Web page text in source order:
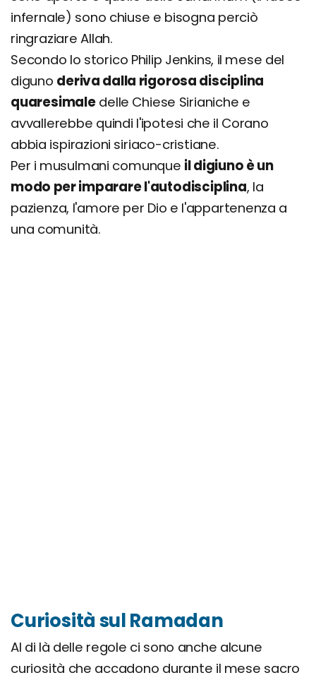
infernale) sono chiuse e bisogna perciò
ringraziare Allah.
Secondo lo storico Philip Jenkins, il mese del
diguno deriva dalla rigorosa disciplina
quaresimaledelle Chiese Sirianiche e
avvallerebbe quindi l'ipotesi che il Corano
abbia ispirazioni siriaco-cristiane.
Per i musulmani comunque il digiuno è un
modo per imparare l'autodisciplina, la
pazienza, l'amore per Dio e l'appartenenza a
una comunità.
Curiosità sul Ramadan
Al di là delle regole ci sono anche alcune
curiosità che accadono durante il mese sacro